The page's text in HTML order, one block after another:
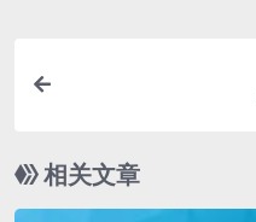
相关文章